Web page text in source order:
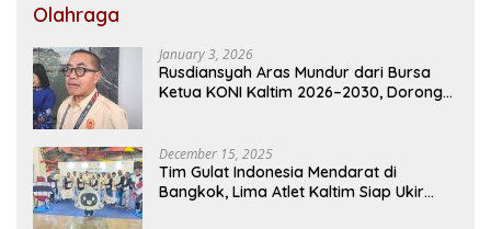
Olahraga
January 3, 2026
Rusdiansyah Aras Mundur dari Bursa
Ketua KONI Kaltim 2026–2030, Dorong
December 15, 2025
Tim Gulat Indonesia Mendarat di
Bangkok, Lima Atlet Kaltim Siap Ukir